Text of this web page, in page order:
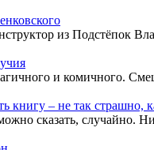
из Подстёпок
и комичного.
книгу – не так страшно,
сказать, случайно.